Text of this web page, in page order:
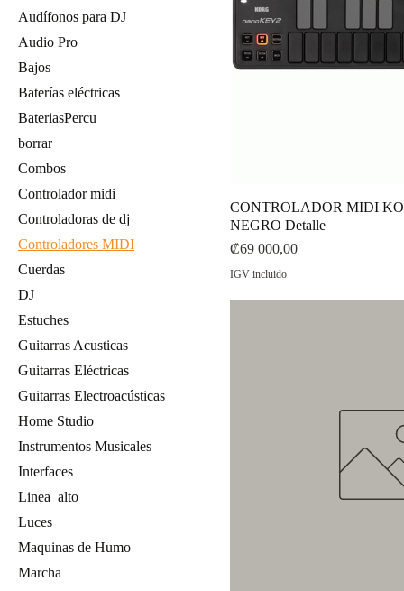
Audífonos para DJ
Audio Pro
Bajos
Baterías eléctricas
BateriasPercu
borrar
Combos
Controlador midi
Controladoras de dj
Controladores MIDI
Cuerdas
DJ
Estuches
Guitarras Acusticas
Guitarras Eléctricas
Guitarras Electroacústicas
Home Studio
Instrumentos Musicales
Interfaces
Linea_alto
Luces
Maquinas de Humo
Marcha
CONTROLADOR MIDI
NEGRO Detalle
Precio
₡69 000,00
IGV incluido